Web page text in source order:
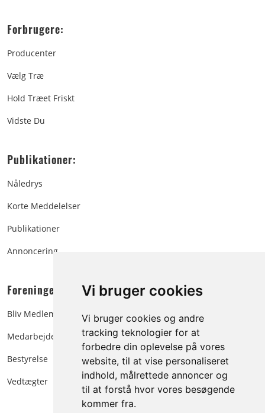
Vi bruger cookies
Vi bruger cookies og andre
tracking teknologier for at
forbedre din oplevelse på vores
website, til at vise personaliseret
indhold, målrettede annoncer og
til at forstå hvor vores besøgende
kommer fra.
Forbrugere:
Producenter
Vælg Træ
Hold Træet Friskt
Vidste Du
Publikationer:
Nåledrys
Korte Meddelelser
Publikationer
Annoncering
Foreningen:
Bliv Medlem
Medarbejdere
Bestyrelse
Vedtægter